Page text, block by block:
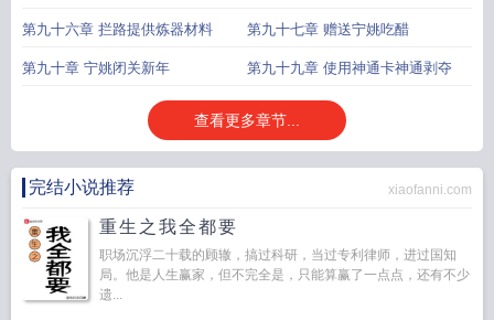
不倒
第九十六章 拦路提供炼器材料 第九十七章 赠送宁姚吃醋
第九十章 宁姚闭关新年 第九十九章 使用神通卡神通剥夺
查看更多章节...
完结小说推荐 xiaofanni.com
重生之我全都要
职场沉浮二十载的顾辙，搞过科研，当过专利律师，进过国知
局。他是人生赢家，但不完全是，只能算赢了一点点，还有不少
遗...